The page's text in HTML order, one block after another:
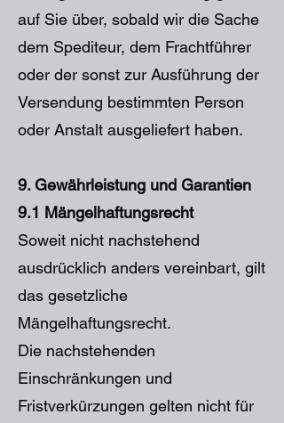
auf Sie über, sobald wir die Sache
dem Spediteur, dem Frachtführer
oder der sonst zur Ausführung der
Versendung bestimmten Person
oder Anstalt ausgeliefert haben.
9. Gewährleistung und Garantien
9.1 Mängelhaftungsrecht
Soweit nicht nachstehend
ausdrücklich anders vereinbart, gilt
das gesetzliche
Mängelhaftungsrecht.
Die nachstehenden
Einschränkungen und
Fristverkürzungen gelten nicht für